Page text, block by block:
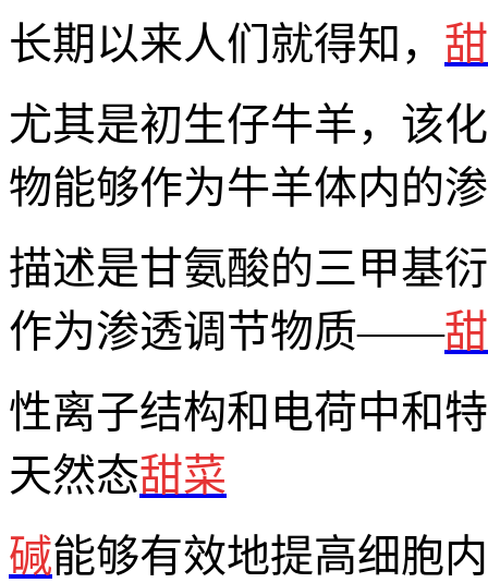
长期以来人们就得知，
尤其是初生仔牛羊，该
物能够作为牛羊体内的
描述是甘氨酸的三甲基
作为渗透调节物质——
性离子结构和电荷中和
天然态甜菜
碱能够有效地提高细胞